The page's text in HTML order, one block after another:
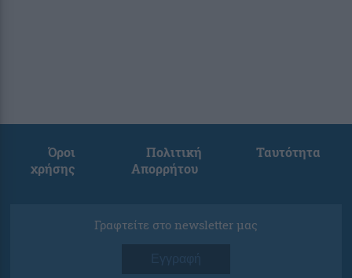
Όροι
χρήσης
Πολιτική
Απορρήτου
Ταυτότητα
Γραφτείτε στο newsletter μας
Εγγραφή